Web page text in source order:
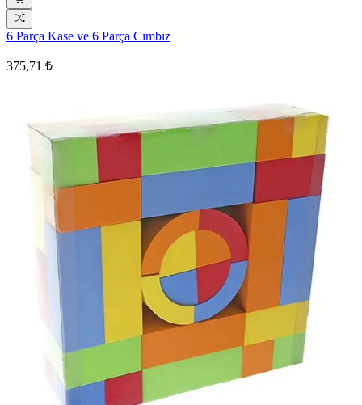
6 Parça Kase ve 6 Parça Cımbız
375,71 ₺